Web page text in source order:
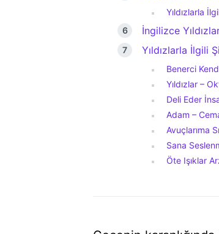
Yıldızlarla
İngilizce
Yıldızlarla İlgili
Benerci
Yıldızlar –
Deli Eder
Adam –
Avuçlarıma
Sana
Öte Işıklar